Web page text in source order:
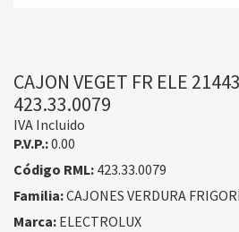
CAJON VEGET FR ELE
423.33.0079
IVA Incluido
P.V.P.:0.00
Código RML: 423.33.0079
Familia:CAJONES VERDURA
Marca: ELECTROLUX